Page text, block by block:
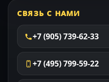
СВЯЗЬ С НАМИ
+7 (905) 739-62-33
+7 (495) 799-59-22